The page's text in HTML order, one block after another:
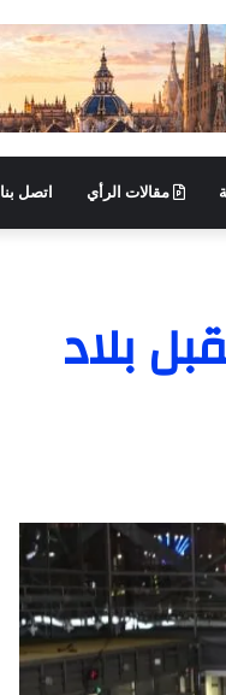
مقالات الرأي اتصل بنا
بلاد